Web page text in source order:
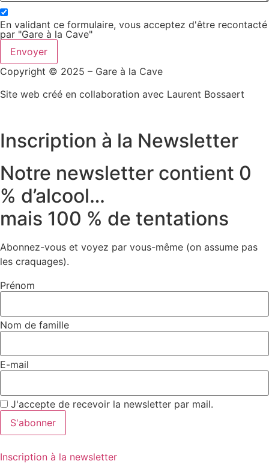
En validant ce formulaire, vous acceptez d'être recontacté
par "Gare à la Cave"
Envoyer
Copyright © 2025 – Gare à la Cave
Site web créé en collaboration avec Laurent Bossaert
Inscription à la Newsletter
Notre newsletter contient 0
% d’alcool…
mais 100 % de tentations
Abonnez-vous et voyez par vous-même (on assume pas
les craquages).
Prénom
Nom de famille
E-mail
J'accepte de recevoir la newsletter par mail.
Inscription à la newsletter